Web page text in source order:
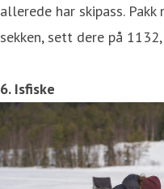
allerede har skipass.
sekken, sett dere på
6. Isfiske